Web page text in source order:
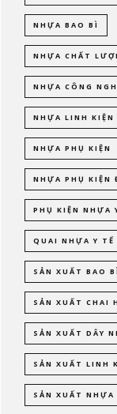
NHỰA BAO BÌ
NHỰA CHẤT
NHỰA CÔNG
NHỰA LINH KIỆN
NHỰA PHỤ KIỆN
NHỰA PHỤ KIỆN
PHỤ KIỆN NHỰA
QUAI NHỰA Y TẾ
SẢN XUẤT BAO
SẢN XUẤT CHAI
SẢN XUẤT DÂY
SẢN XUẤT LINH
SẢN XUẤT NHỰA